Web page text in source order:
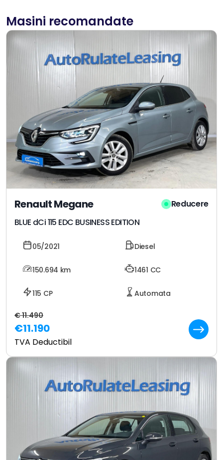
Masini recomandate
Renault Megane
BLUE dCi 115 EDC BUSINESS EDITION
Reducere
05/2021 Diesel
150.694 km 1461 CC
115 CP Automata
€ 11.490
€11.190
TVA Deductibil